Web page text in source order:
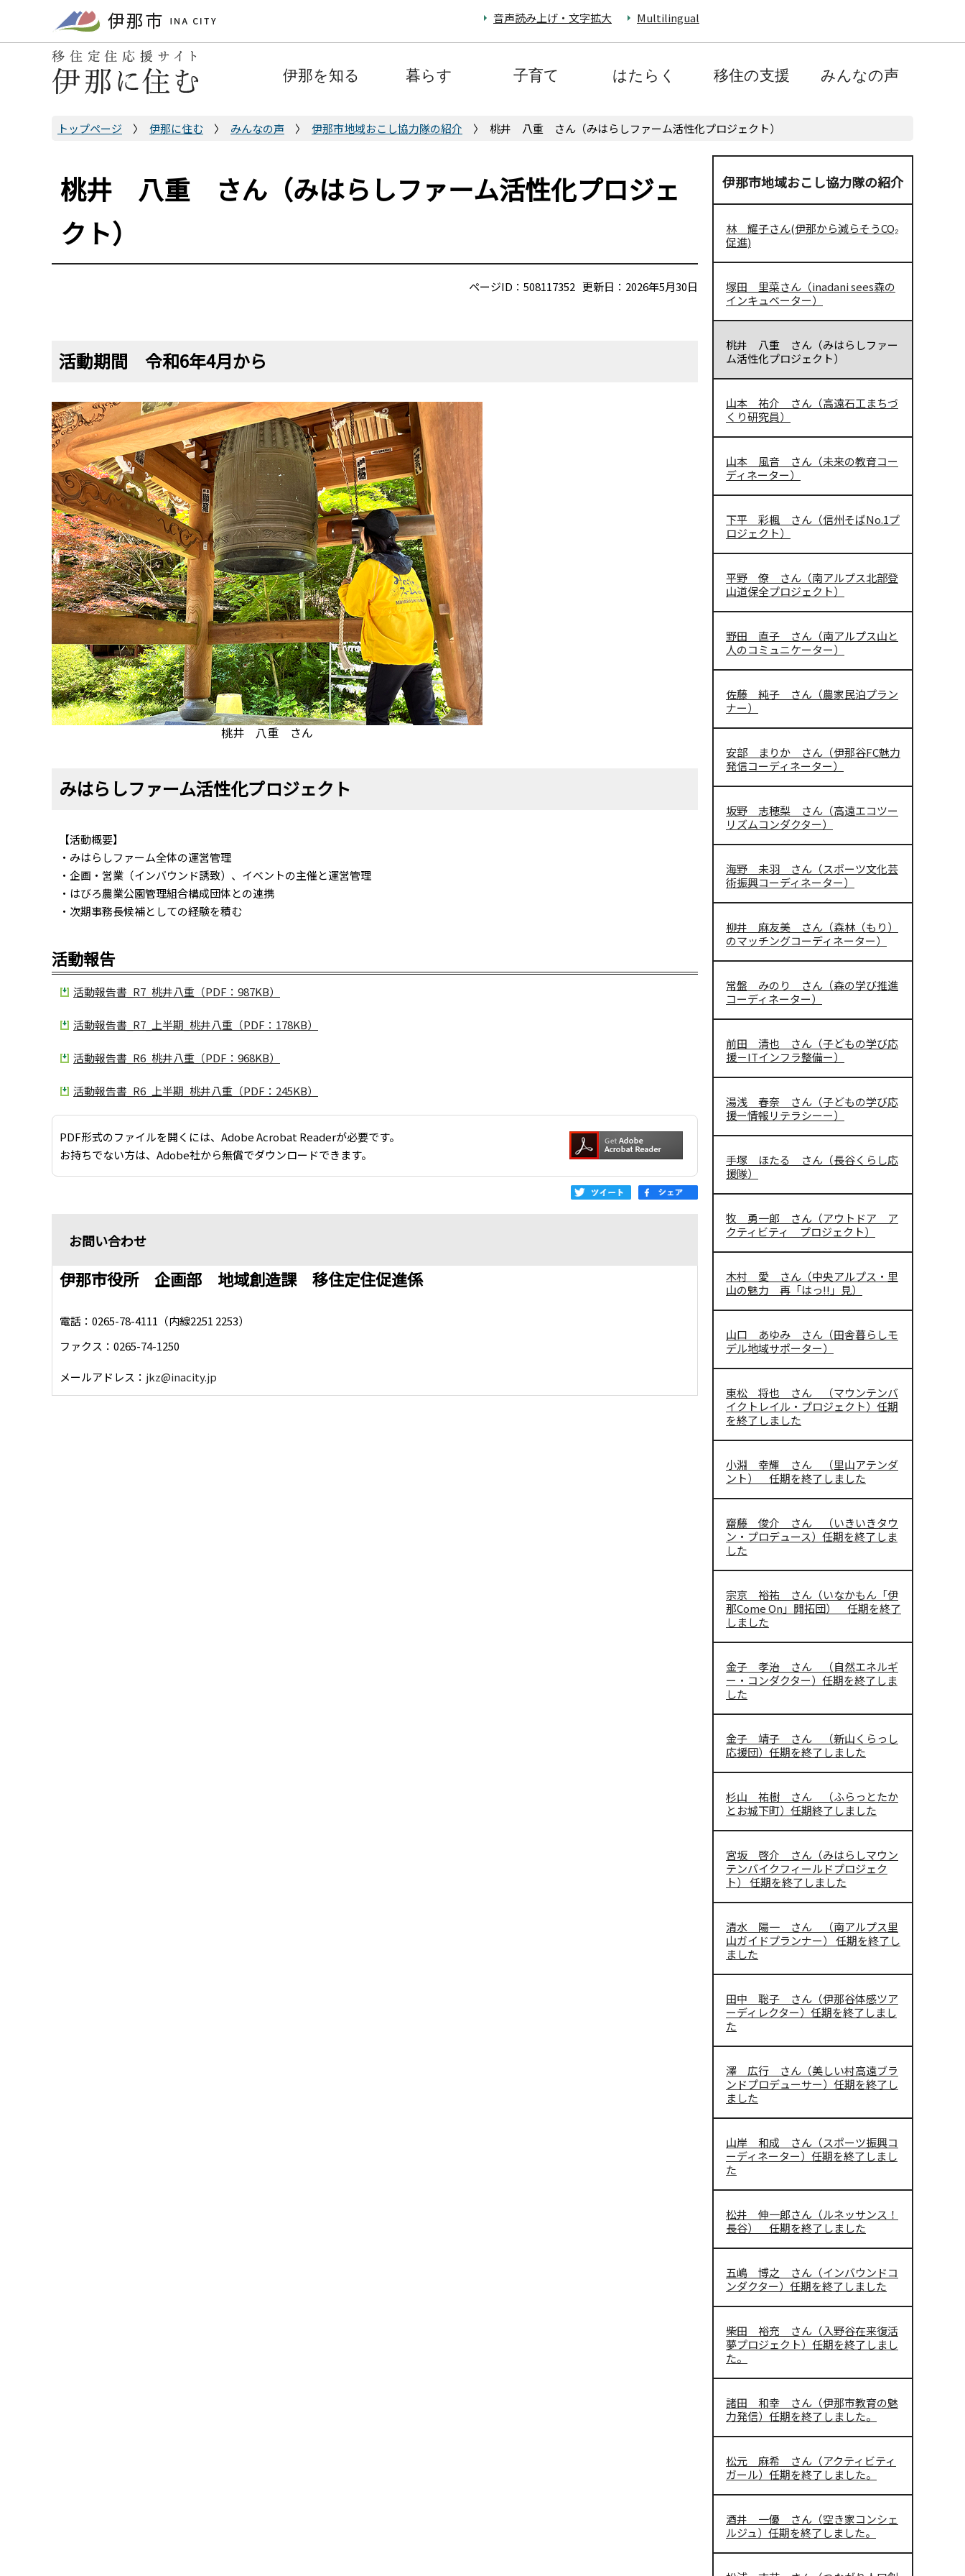
ペ
音声読み上げ・文字拡大 Multilingual
伊那を知る 暮らす 子育て はたらく 移住の支援 みんなの声
トップページ 伊那に住む みんなの声 伊那市地域おこし協力隊の紹介 桃井 八重 さん（みはらしファーム活性化プロジェクト）
桃井 八重 さん（みはらしファーム活性化プロジェ
クト）
ページID：508117352 更新日：2026年5月30日
活動期間 令和6年4月から
桃井 八重 さん
みはらしファーム活性化プロジェクト
【活動概要】
・みはらしファーム全体の運営管理
・企画・営業（インバウンド誘致）、イベントの主催と運営管理
・はびろ農業公園管理組合構成団体との連携
・次期事務長候補としての経験を積む
活動報告
活動報告書_R7_桃井八重（PDF：987KB）
活動報告書_R7_上半期_桃井八重（PDF：178KB）
活動報告書_R6_桃井八重（PDF：968KB）
活動報告書_R6_上半期_桃井八重（PDF：245KB）
PDF形式のファイルを開くには、Adobe Acrobat Readerが必要です。
お持ちでない方は、Adobe社から無償でダウンロードできます。
お問い合わせ
伊那市役所 企画部 地域創造課 移住定住促進係
電話：0265-78-4111（内線2251 2253）
ファクス：0265-74-1250
メールアドレス： jkz@inacity.jp
伊那市地域おこし協力隊の紹介
林 耀子さん(伊那から減らそうCO₂
促進)
塚田 里菜さん（inadani sees森の
インキュベーター）
桃井 八重 さん（みはらしファー
ム活性化プロジェクト）
山本 祐介 さん（高遠石工まちづ
くり研究員）
山本 風音 さん（未来の教育コー
ディネーター）
下平 彩楓 さん（信州そばNo.1プ
ロジェクト）
平野 僚 さん（南アルプス北部登
山道保全プロジェクト）
野田 直子 さん（南アルプス山と
人のコミュニケーター）
佐藤 純子 さん（農家民泊プラン
ナー）
安部 まりか さん（伊那谷FC魅力
発信コーディネーター）
坂野 志穂梨 さん（高遠エコツー
リズムコンダクター）
海野 未羽 さん（スポーツ文化芸
術振興コーディネーター）
柳井 麻友美 さん（森林（もり）
のマッチングコーディネーター）
常盤 みのり さん（森の学び推進
コーディネーター）
前田 清也 さん（子どもの学び応
援－ITインフラ整備ー）
湯浅 春奈 さん（子どもの学び応
援ー情報リテラシーー）
手塚 ほたる さん（長谷くらし応
援隊）
牧 勇一郎 さん（アウトドア ア
クティビティ プロジェクト）
木村 愛 さん（中央アルプス・里
山の魅力 再「はっ!!」見）
山口 あゆみ さん（田舎暮らしモ
デル地域サポーター）
東松 将也 さん （マウンテンバ
イクトレイル・プロジェクト）任期
を終了しました
小淵 幸輝 さん （里山アテンダ
ント） 任期を終了しました
齋藤 俊介 さん （いきいきタウ
ン・プロデュース）任期を終了しま
した
宗京 裕祐 さん（いなかもん「伊
那Come On」開拓団） 任期を終了
しました
金子 孝治 さん （自然エネルギ
ー・コンダクター）任期を終了しま
した
金子 靖子 さん （新山くらっし
応援団）任期を終了しました
杉山 祐樹 さん （ふらっとたか
とお城下町）任期終了しました
宮坂 啓介 さん（みはらしマウン
テンバイクフィールドプロジェク
ト） 任期を終了しました
清水 陽一 さん （南アルプス里
山ガイドプランナー） 任期を終了し
ました
田中 聡子 さん（伊那谷体感ツア
ーディレクター）任期を終了しまし
た
澤 広行 さん（美しい村高遠ブラ
ンドプロデューサー）任期を終了し
ました
山岸 和成 さん（スポーツ振興コ
ーディネーター）任期を終了しまし
た
松井 伸一郎さん（ルネッサンス！
長谷） 任期を終了しました
五嶋 博之 さん（インバウンドコ
ンダクター）任期を終了しました
柴田 裕充 さん（入野谷在来復活
夢プロジェクト）任期を終了しまし
た。
諸田 和幸 さん（伊那市教育の魅
力発信）任期を終了しました。
松元 麻希 さん（アクティビティ
ガール）任期を終了しました。
酒井 一優 さん（空き家コンシェ
ルジュ）任期を終了しました。